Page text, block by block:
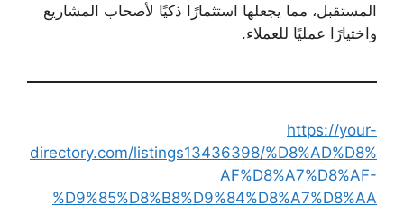
المستقبل، مما يجعلها استثمارًا ذكيًا لأصحاب المشاريع
واختيارًا عمليًا للعملاء.
https://your-
directory.com/listings13436398/%D8%AD%D8%
AF%D8%A7%D8%AF-
%D9%85%D8%B8%D9%84%D8%A7%D8%AA